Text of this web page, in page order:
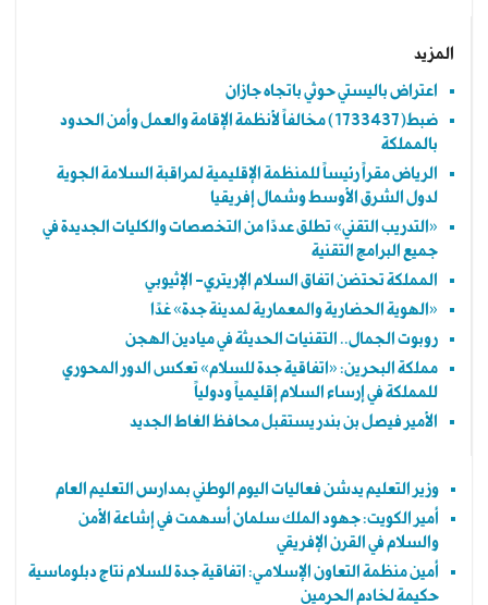
المزيد
اعتراض باليستي حوثي باتجاه جازان
ضبط(1733437) مخالفاً لأنظمة الإقامة والعمل وأمن الحدود
بالمملكة
الرياض مقراً رئيساً للمنظمة الإقليمية لمراقبة السلامة الجوية
لدول الشرق الأوسط وشمال إفريقيا
«التدريب التقني» تطلق عددًا من التخصصات والكليات الجديدة في
جميع البرامج التقنية
المملكة تحتضن اتفاق السلام الإريتري- الإثيوبي
«الهوية الحضارية والمعمارية لمدينة جدة» غدًا
روبوت الجمال.. التقنيات الحديثة في ميادين الهجن
مملكة البحرين: «اتفاقية جدة للسلام» تعكس الدور المحوري
للمملكة في إرساء السلام إقليمياً ودولياً
الأمير فيصل بن بندر يستقبل محافظ الغاط الجديد
وزير التعليم يدشن فعاليات اليوم الوطني بمدارس التعليم العام
أمير الكويت: جهود الملك سلمان أسهمت في إشاعة الأمن
والسلام في القرن الإفريقي
أمين منظمة التعاون الإسلامي: اتفاقية جدة للسلام نتاج دبلوماسية
حكيمة لخادم الحرمين